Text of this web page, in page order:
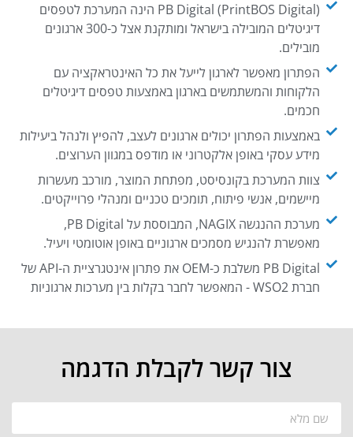
PB Digital (PrintBOS Digital) הינה המערכת לטפסים
דיגיטלים המובילה בישראל ומותקנת אצל כ-300 ארגונים
מובילים.
הפתרון מאפשר לארגון לייעל את כל האינטראקציה עם
הלקוחות והמשתמשים בארגון באמצעות טפסים דיגיטלים
חכמים.
באמצעות הפתרון יכולים ארגונים לעצב, להפיץ ולנהל ביעילות
מידע עסקי באופן אלקטרוני או מודפס במגוון הערוצים.
צוות המערכת בקונסיסט, מפתחת המוצר, מורכב מעשרות
מיישמים, אנשי פיתוח, תומכים טכניים ומנהלי פרוייקטים.
מערכת ההנגשה NAGIX, המבוססת על PB Digital,
מאפשרת להנגיש מסמכים ארגוניים באופן אוטומטי ויעיל.
PB Digital משלבת כ-OEM את פתרון אינטגרציית ה-API של
חברת WSO2 - המאפשר לחבר בקלות בין מערכות ארגוניות
צור קשר לקבלת הדגמה